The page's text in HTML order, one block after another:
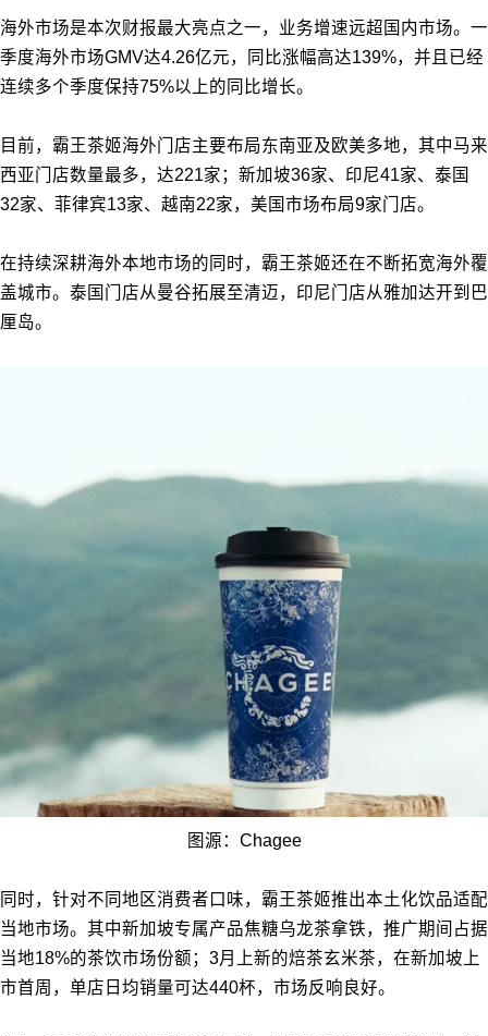
海外市场是本次财报最大亮点之一，业务增速远超国内市场。一
季度海外市场GMV达4.26亿元，同比涨幅高达139%，并且已经
连续多个季度保持75%以上的同比增长。
目前，霸王茶姬海外门店主要布局东南亚及欧美多地，其中马来
西亚门店数量最多，达221家；新加坡36家、印尼41家、泰国
32家、菲律宾13家、越南22家，美国市场布局9家门店。
在持续深耕海外本地市场的同时，霸王茶姬还在不断拓宽海外覆
盖城市。泰国门店从曼谷拓展至清迈，印尼门店从雅加达开到巴
厘岛。
图源：Chagee
同时，针对不同地区消费者口味，霸王茶姬推出本土化饮品适配
当地市场。其中新加坡专属产品焦糖乌龙茶拿铁，推广期间占据
当地18%的茶饮市场份额；3月上新的焙茶玄米茶，在新加坡上
市首周，单店日均销量可达440杯，市场反响良好。